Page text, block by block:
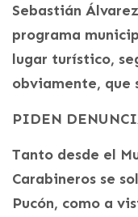
Sebastián
programa
lugar turístico,
obviamente, que
PIDEN
Tanto desde el
Carabineros se
Pucón, como a